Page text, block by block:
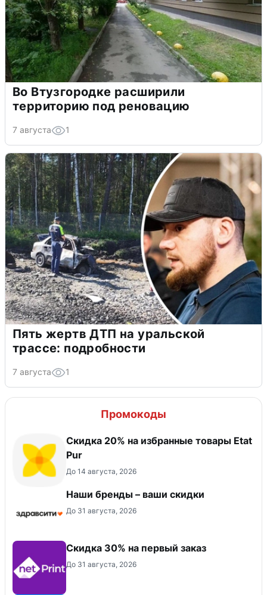
Во Втузгородке расширили
территорию под реновацию
7 августа 1
Пять жертв ДТП на уральской
трассе: подробности
7 августа 1
Промокоды
Скидка 20% на избранные товары Etat
Pur
До 14 августа, 2026
Наши бренды – ваши скидки
До 31 августа, 2026
Скидка 30% на первый заказ
До 31 августа, 2026